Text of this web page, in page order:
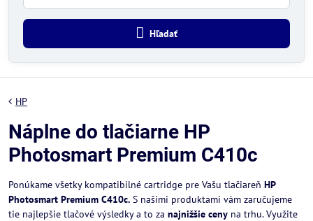
Hľadať
HP
Náplne do tlačiarne HP
Photosmart Premium C410c
Ponúkame všetky kompatibilné cartridge pre Vašu tlačiareň HP
Photosmart Premium C410c. S našimi produktami vám zaručujeme
tie najlepšie tlačové výsledky a to za najnižšie ceny na trhu. Využite